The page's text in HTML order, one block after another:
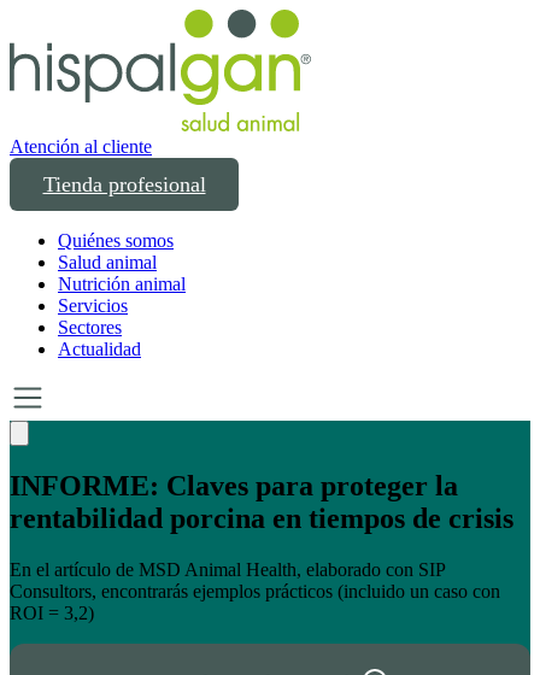
Atención al cliente
Tienda profesional
Quiénes somos
Salud animal
Nutrición animal
Servicios
Sectores
Actualidad
Un año transformando las compras
profesionales en salud y bienestar animal:
Un año creciendo junto a los profesionales del sector animal en
España y Portugal